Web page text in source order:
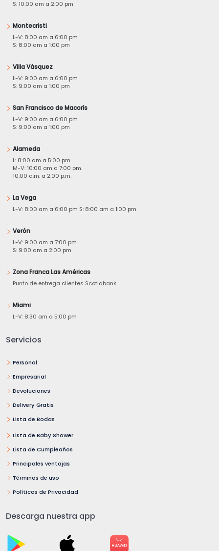
S: 10:00 am a 2:00 pm
Montecristi
L-V: 8:00 am a 6:00 pm
S: 8:00 am a 1:00 pm
Villa Vásquez
L-V: 9:00 am a 6:00 pm
S: 9:00 am a 1:00 pm
San Francisco de Macorís
L-V: 9:00 am a 6:00 pm
S: 9:00 am a 1:00 pm
Alameda
L: 8:00 am a 5:00 pm.
M-V: 10:00 am a 7:00 pm.
10:00 a.m. a 2:00 p.m.
La Vega
L-V: 8:00 am a 6:00 pm S: 8:00 am a 1:00 pm
Verón
L-V: 9:00 am a 7:00 pm
S: 9:00 am a 2:00 pm
Zona Franca Las Américas
Punto de entrega clientes Scotiabank
Miami
L-V: 8:30 am a 5:00 pm
Servicios
Personal
Empresarial
Devoluciones
Delivery Gratis
Lista de Bodas
Lista de Baby Shower
Lista de Cumpleaños
Principales ventajas
Términos de uso
Políticas de Privacidad
Descarga nuestra app